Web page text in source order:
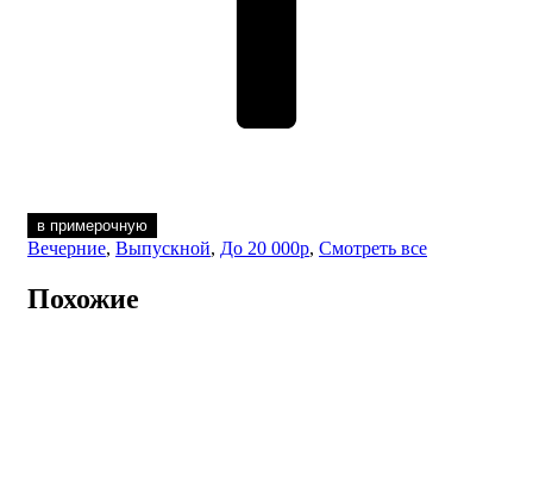
в примерочную
Вечерние, Выпускной, До 20 000р, Смотреть все
Похожие